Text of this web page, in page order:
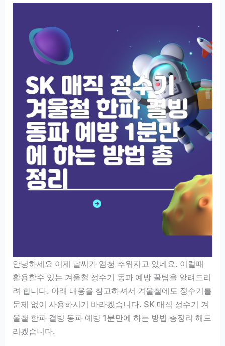
안녕하세요 이제 날씨가 엄청 추워지고 있네요. 이럴때
활용할수 있는 겨울철 정수기 동파 예방 꿀팁을 알려드리
려 합니다. 아래 내용을 참고하셔서 겨울철에도 정수기를
문제 없이 사용하시기 바라겠습니다. SK 매직 정수기 겨
울철 한파 결빙 동파 예방 1분만에 하는 방법 총정리 해드
리겠습니다.